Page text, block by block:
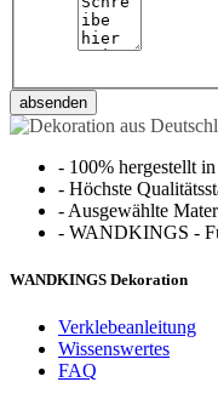
absenden
- 100% hergestellt
- Höchste
- Ausgewählte
- WANDKINGS -
WANDKINGS Dekoration
Verklebeanleitung
Wissenswertes
FAQ